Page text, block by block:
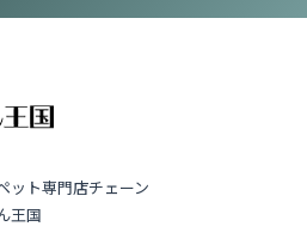
ット専門店チェーン
王国